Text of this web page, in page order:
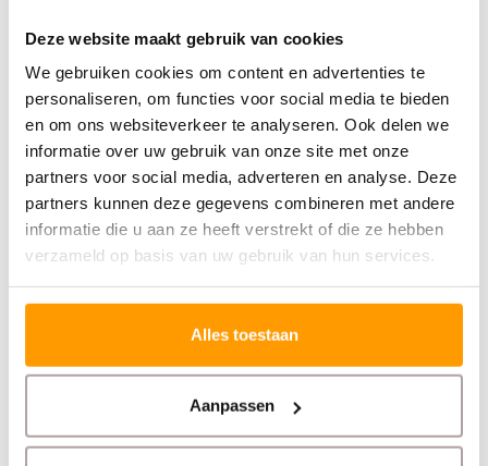
Deze website maakt gebruik van cookies
We gebruiken cookies om content en advertenties te
personaliseren, om functies voor social media te bieden
en om ons websiteverkeer te analyseren. Ook delen we
informatie over uw gebruik van onze site met onze
partners voor social media, adverteren en analyse. Deze
partners kunnen deze gegevens combineren met andere
informatie die u aan ze heeft verstrekt of die ze hebben
verzameld op basis van uw gebruik van hun services.
Alles toestaan
Aanpassen
Bluetooth / Ethernet - 203 dpi ->ZT42162-T0E0000Z
Extra optie: Automatisch snijmes ->ZT42162-
T2E0000Z
Extra optie: Peeler en rewinder ->ZT42162-
T4E0000Z
Extra optie: RFID schrijver (UHF) ->ZT42162-
Direct Thermisch / Thermal Transfer - USB / RS232 /
Bluetooth / Ethernet / Wi-Fi - 203 dpi ->ZT42162-